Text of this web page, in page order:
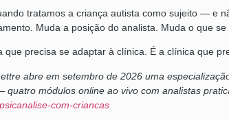
tratamos a criança autista como sujeito — e
Muda a posição do analista. Muda o que se
que precisa se adaptar à clínica. É a clínica que
abre em setembro de 2026 uma
quatro módulos online ao vivo com analistas
com-criancas